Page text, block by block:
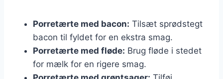
Porretærte med bacon: Tilsæt sprødstegt
bacon til fyldet for en ekstra smag.
Porretærte med fløde: Brug fløde i stedet
for mælk for en rigere smag.